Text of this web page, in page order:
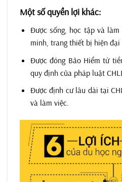
Một số quyền lợi khác:
Được sống, học tập và
minh, trang thiết bị hiện đại
Được đóng Bảo Hiểm từ
quy định của pháp luật
Được định cư lâu dài tại
và làm việc.